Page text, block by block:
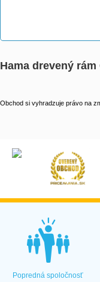
Hama drevený
Obchod si vyhradzuje právo na
Popredná spoločnosť